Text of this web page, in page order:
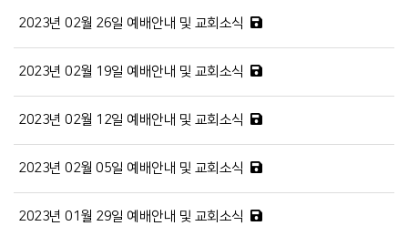
2023년 02월 26일 예배안내 및 교회소식
2023년 02월 19일 예배안내 및 교회소식
2023년 02월 12일 예배안내 및 교회소식
2023년 02월 05일 예배안내 및 교회소식
2023년 01월 29일 예배안내 및 교회소식